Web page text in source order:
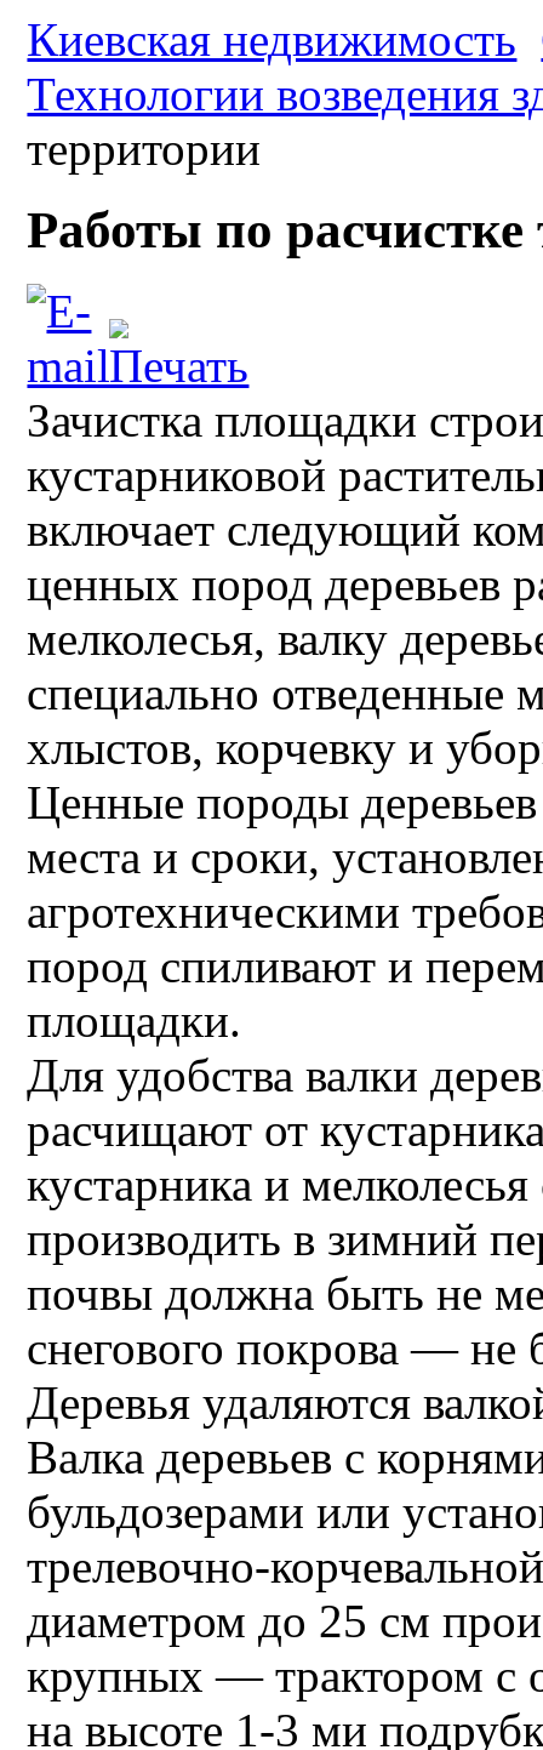
Киевская недвижимость
Технологии возведения
территории
Работы по расчистке
Зачистка площадки
кустарниковой
включает следующий
ценных пород деревьев
мелколесья, валку
специально отведенные
хлыстов, корчевку и
Ценные породы
места и сроки,
агротехническими
пород спиливают и
площадки.
Для удобства валки
расчищают от
кустарника и
производить в зимний
почвы должна быть не
снегового покрова — не
Деревья удаляются
Валка деревьев с
бульдозерами или
трелевочно-
диаметром до 25 см
крупных — трактором с
на высоте 1-3 ми